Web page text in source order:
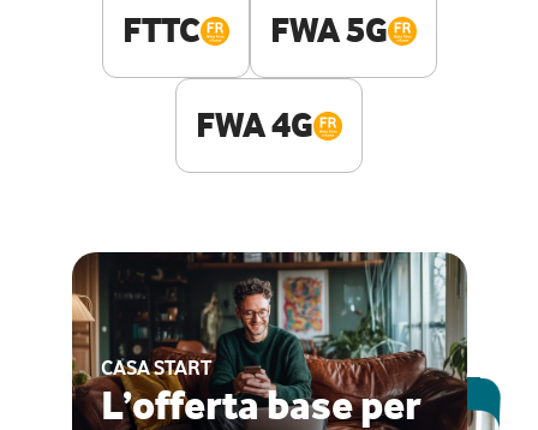
FTTC FWA 5G
FWA 4G
CASA START
L’offerta base per
ESCLUSIVA ONLINE